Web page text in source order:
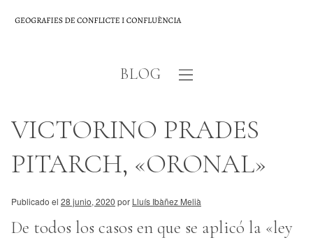
BLOG
VICTORINO PRADES
PITARCH, «ORONAL»
Publicado el 28 junio, 2020 por Lluís Ibàñez Melià
De todos los casos en que se aplicó la «ley